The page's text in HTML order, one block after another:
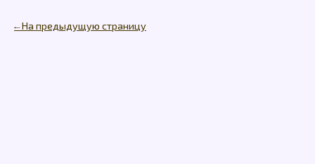
← На предыдущую страницу